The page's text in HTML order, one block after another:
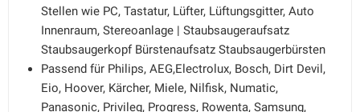
Stellen wie PC, Tastatur, Lüfter, Lüftungsgitter, Auto
Innenraum, Stereoanlage | Staubsaugeraufsatz
Staubsaugerkopf Bürstenaufsatz Staubsaugerbürsten
Passend für Philips, AEG,Electrolux, Bosch, Dirt Devil,
Eio, Hoover, Kärcher, Miele, Nilfisk, Numatic,
Panasonic, Privileg, Progress, Rowenta, Samsung,